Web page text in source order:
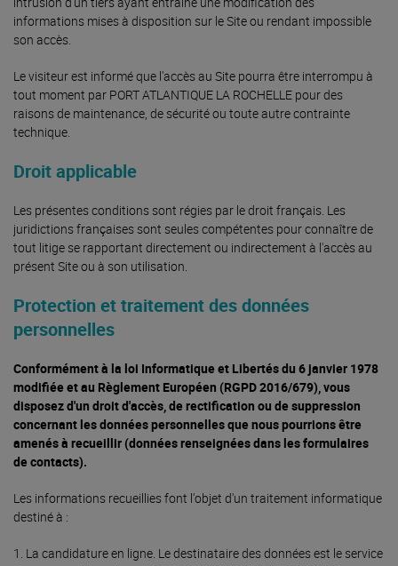
informations mises à disposition sur le Site ou rendant impossible
son accès.
Le visiteur est informé que l'accès au Site pourra être interrompu à
tout moment par PORT ATLANTIQUE LA ROCHELLE pour des
raisons de maintenance, de sécurité ou toute autre contrainte
technique.
Droit applicable
Les présentes conditions sont régies par le droit français. Les
juridictions françaises sont seules compétentes pour connaître de
tout litige se rapportant directement ou indirectement à l'accès au
présent Site ou à son utilisation.
Protection et traitement des données
personnelles
Conformément à la loi Informatique et Libertés du 6 janvier 1978
modifiée et au Règlement Européen (RGPD 2016/679), vous
disposez d'un droit d'accès, de rectification ou de suppression
concernant les données personnelles que nous pourrions être
amenés à recueillir (données renseignées dans les formulaires
de contacts).
Les informations recueillies font l'objet d'un traitement informatique
destiné à :
1. La candidature en ligne. Le destinataire des données est le service